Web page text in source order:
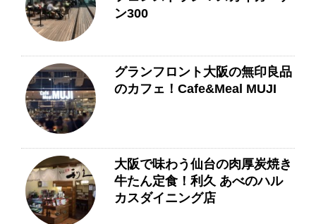
ン300
グランフロント大阪の無印良品
のカフェ！Cafe&Meal MUJI
大阪で味わう仙台の肉厚炭焼き
牛たん定食！利久 あべのハル
カスダイニング店